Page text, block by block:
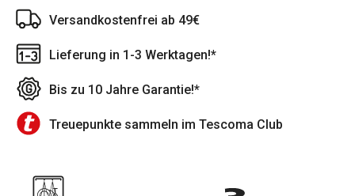
Versandkostenfrei ab 49€
Lieferung in 1-3 Werktagen!*
Bis zu 10 Jahre Garantie!*
Treuepunkte sammeln im Tescoma Club